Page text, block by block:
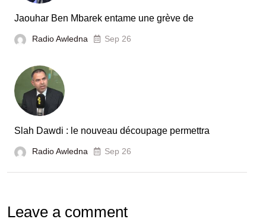
Jaouhar Ben Mbarek entame une grève de
Radio Awledna Sep 26
Slah Dawdi : le nouveau découpage permettra
Radio Awledna Sep 26
Leave a comment